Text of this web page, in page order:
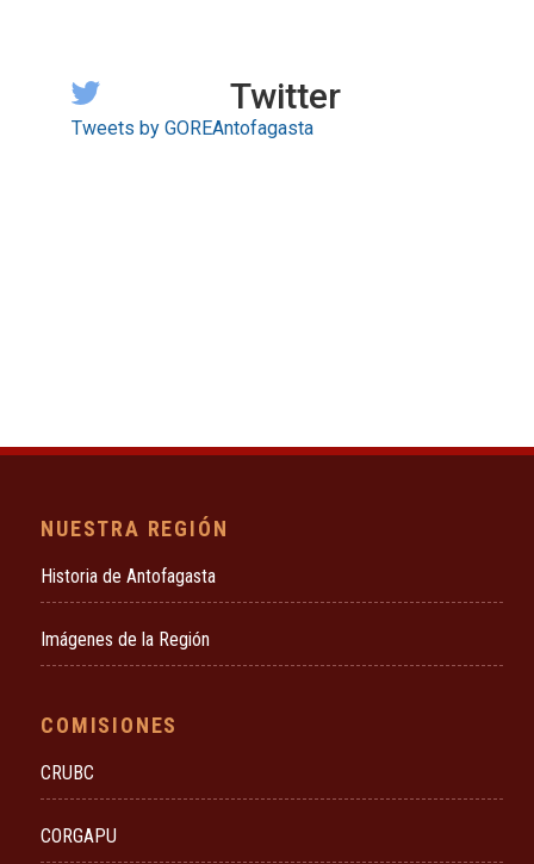
Twitter
Tweets by GOREAntofagasta
NUESTRA REGIÓN
Historia de Antofagasta
Imágenes de la Región
COMISIONES
CRUBC
CORGAPU